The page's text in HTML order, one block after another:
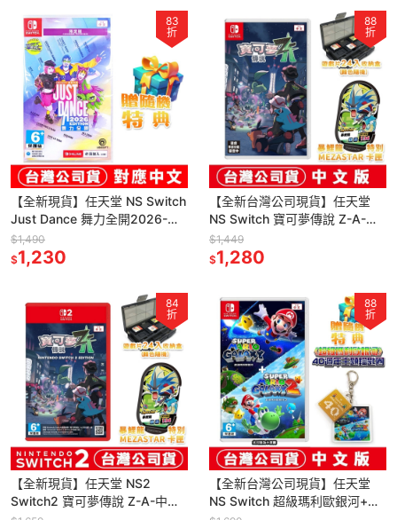
83
折
【全新現貨】任天堂 NS Switch
Just Dance 舞力全開2026-中
文限定版(盒裝序號)[夢遊館]
$1,490
$1,230
88
折
【全新台灣公司現貨】任天堂
NS Switch 寶可夢傳說 Z-A-中
文版●DLC+送暴鯉龍卡匣+24
片收納盒 (隨機
$1,449
$1,280
84
折
【全新現貨】任天堂 NS2
Switch2 寶可夢傳說 Z-A-中文
88
折
【全新台灣公司現貨】任天堂
NS Switch 超級瑪利歐銀河+超